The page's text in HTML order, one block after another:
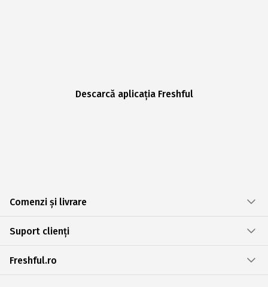
Descarcă aplicația Freshful
Comenzi și livrare
Suport clienți
Freshful.ro